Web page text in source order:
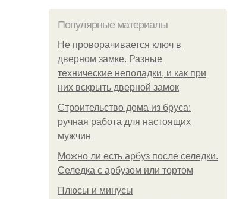
Популярные материалы
Не проворачивается ключ в
дверном замке. Разные
технические неполадки, и как при
них вскрыть дверной замок
Строительство дома из бруса:
ручная работа для настоящих
мужчин
Можно ли есть арбуз после селедки.
Селедка с арбузом или тортом
Плюсы и минусы